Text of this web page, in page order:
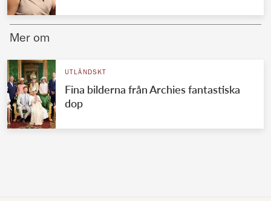
Mer om
UTLÄNDSKT
Fina bilderna från Archies fantastiska
dop